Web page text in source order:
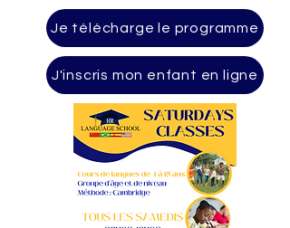
Je télécharge le programme
J'inscris mon enfant en ligne